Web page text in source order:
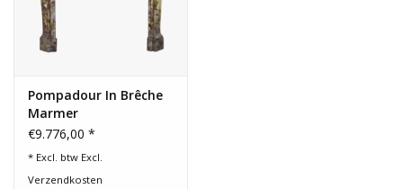
Pompadour In Brêche
Marmer
€9.776,00 *
* Excl. btw Excl.
Verzendkosten